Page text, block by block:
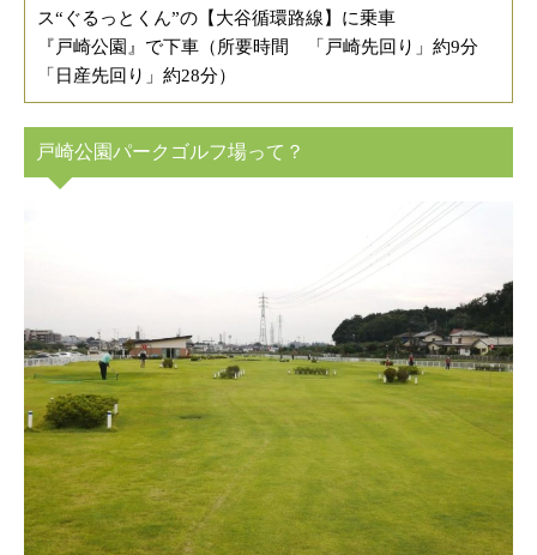
ス“ぐるっとくん”の【大谷循環路線】に乗車
『戸崎公園』で下車（所要時間 「戸崎先回り」約9分
「日産先回り」約28分）
戸崎公園パークゴルフ場って？